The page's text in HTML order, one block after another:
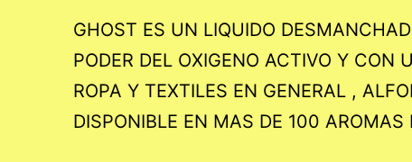
GHOST ES UN LIQUIDO
PODER DEL OXIGENO ACTIVO Y CON
ROPA Y TEXTILES EN GENERAL ,
DISPONIBLE EN MAS DE 100 AROMAS